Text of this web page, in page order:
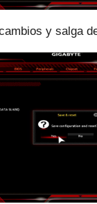
y salga